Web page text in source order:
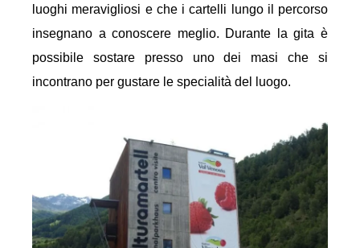
luoghi meravigliosi e che i cartelli lungo il percorso
insegnano a conoscere meglio. Durante la gita è
possibile sostare presso uno dei masi che si
incontrano per gustare le specialità del luogo.